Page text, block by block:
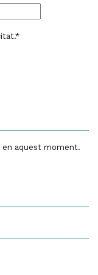
.*
en aquest moment.